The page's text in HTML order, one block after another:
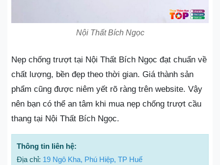
Nội Thất Bích Ngọc
Nẹp chống trượt tại Nội Thất Bích Ngọc đạt chuẩn về
chất lượng, bền đẹp theo thời gian. Giá thành sản
phẩm cũng được niêm yết rõ ràng trên website. Vậy
nên bạn có thể an tâm khi mua nẹp chống trượt cầu
thang tại Nội Thất Bích Ngọc.
Thông tin liên hệ:
Địa chỉ: 19 Ngô Kha, Phú Hiệp, TP Huế